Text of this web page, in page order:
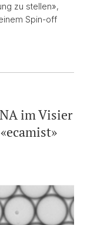
zu stellen»,
Spin-off
im Visier